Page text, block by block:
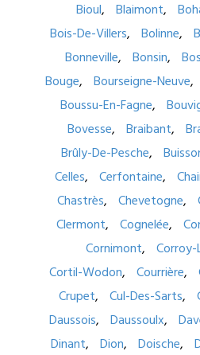
Bioul
Blaimont
Bois-De-Villers
Bolinne
Bonneville
Bonsin
Bouge
Bourseigne-Neuve
Boussu-En-Fagne
Bovesse
Braibant
Brûly-De-Pesche
Celles
Cerfontaine
Chastrès
Chevetogne
Clermont
Cognelée
Cornimont
Corroy-
Cortil-Wodon
Courrière
Crupet
Cul-Des-Sarts
Daussois
Daussoulx
Dinant
Dion Doische